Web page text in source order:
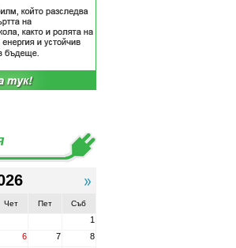
Чет Пет Съб
1
6 7
8